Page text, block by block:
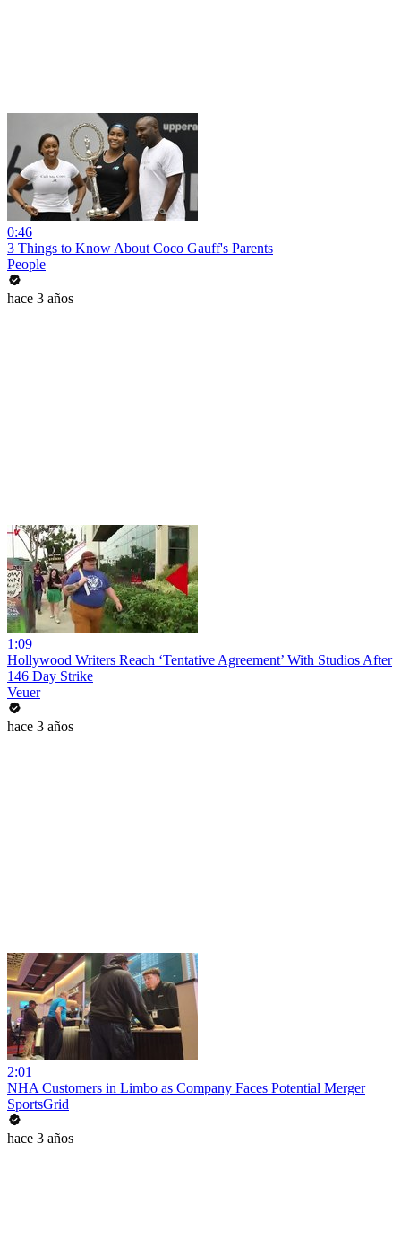
0:46
3 Things to Know About Coco Gauff's Parents
People
hace 3 años
1:09
Hollywood Writers Reach ‘Tentative Agreement’ With Studios After
146 Day Strike
Veuer
hace 3 años
2:01
NHA Customers in Limbo as Company Faces Potential Merger
SportsGrid
hace 3 años